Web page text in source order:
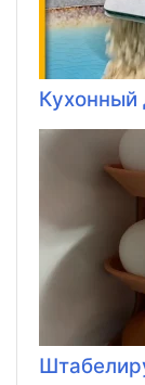
Кухонный